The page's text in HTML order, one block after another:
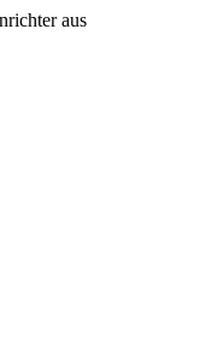
aus